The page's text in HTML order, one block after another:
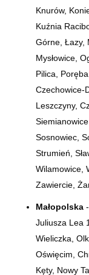
Knurów,
Kuźnia
Górne, Łazy,
Mysłowice,
Pilica,
Czechowice-
Leszczyny,
Sosnowiec,
Strumień,
Wilamowice,
Zawiercie,
Małopolska-
Juliusza Lea
Wieliczka,
Oświęcim,
Kęty, Nowy